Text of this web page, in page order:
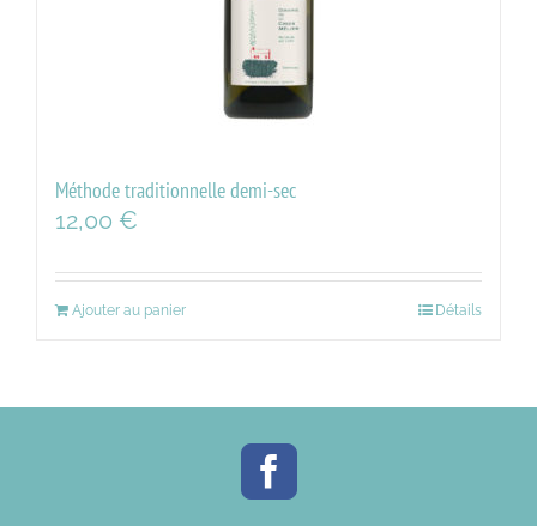
Méthode traditionnelle demi-sec
12,00 €
Ajouter au panier Détails